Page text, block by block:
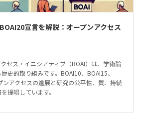
宣言を解説：オープンアクセス
セス・イニシアティブ（BOAI）は、学術論
史的取り組みです。BOAI10、BOAI15、
ンアクセスの進展と研究の公平性、質、持続
提唱しています。